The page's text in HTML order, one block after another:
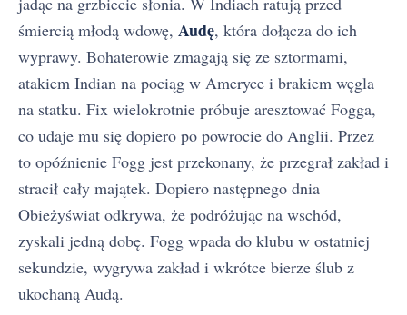
śmiercią młodą wdowę, Audę, która dołącza do ich
wyprawy. Bohaterowie zmagają się ze sztormami,
atakiem Indian na pociąg w Ameryce i brakiem węgla
na statku. Fix wielokrotnie próbuje aresztować Fogga,
co udaje mu się dopiero po powrocie do Anglii. Przez
to opóźnienie Fogg jest przekonany, że przegrał zakład i
stracił cały majątek. Dopiero następnego dnia
Obieżyświat odkrywa, że podróżując na wschód,
zyskali jedną dobę. Fogg wpada do klubu w ostatniej
sekundzie, wygrywa zakład i wkrótce bierze ślub z
ukochaną Audą.